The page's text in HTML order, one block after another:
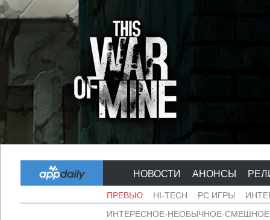
НОВОСТИ АНОНСЫ
ПРЕВЬЮ HI-TECH PC ИГРЫ
ИНТЕРЕСНОЕ-НЕОБЫЧНОЕ-